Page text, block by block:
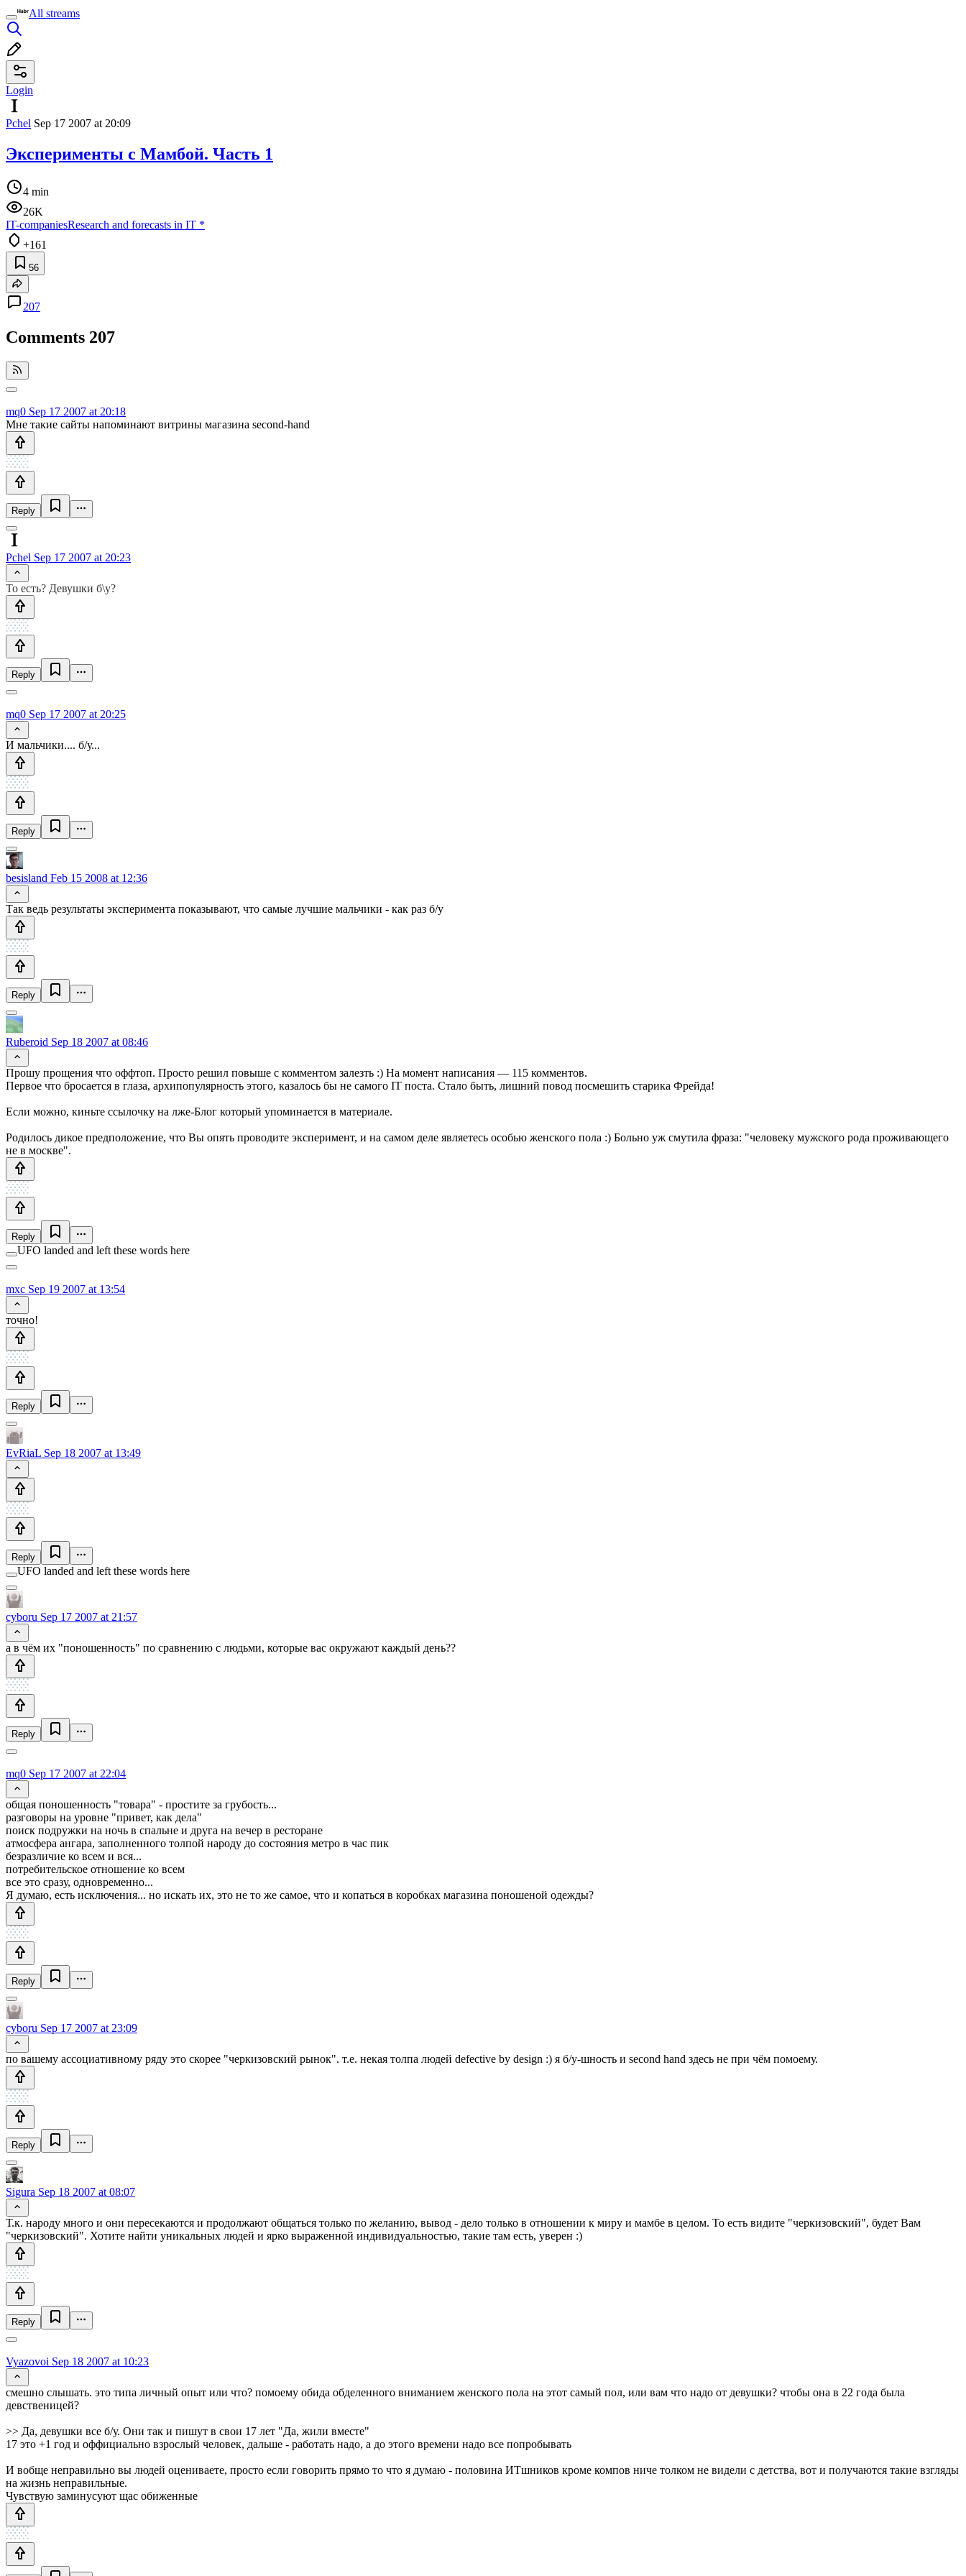
All streams
Login
Pchel Sep 17 2007 at 20:09
Эксперименты с Мамбой. Часть 1
4 min
26K
IT-companiesResearch and forecasts in IT *
+161
56
207
Comments 207
mq0 Sep 17 2007 at 20:18
Мне такие сайты напоминают витрины магазина second-hand
Reply
Pchel Sep 17 2007 at 20:23
То есть? Девушки б\у?
Reply
mq0 Sep 17 2007 at 20:25
И мальчики.... б/у...
Reply
besisland Feb 15 2008 at 12:36
Так ведь результаты эксперимента показывают, что самые лучшие мальчики - как раз б/у
Reply
Ruberoid Sep 18 2007 at 08:46
Прошу прощения что оффтоп. Просто решил повыше с комментом залезть :) На момент написания — 115 комментов.
Первое что бросается в глаза, архипопулярность этого, казалось бы не самого IT поста. Стало быть, лишний повод посмешить старика Фрейда!
Если можно, киньте ссылочку на лже-Блог который упоминается в материале.
Родилось дикое предположение, что Вы опять проводите эксперимент, и на самом деле являетесь особью женского пола :) Больно уж смутила фраза: "человеку мужского рода проживающего
не в москве".
Reply
UFO landed and left these words here
mxc Sep 19 2007 at 13:54
точно!
Reply
EvRiaL Sep 18 2007 at 13:49
Reply
UFO landed and left these words here
cyboru Sep 17 2007 at 21:57
а в чём их "поношенность" по сравнению с людьми, которые вас окружают каждый день??
Reply
mq0 Sep 17 2007 at 22:04
общая поношенность "товара" - простите за грубость...
разговоры на уровне "привет, как дела"
поиск подружки на ночь в спальне и друга на вечер в ресторане
атмосфера ангара, заполненного толпой народу до состояния метро в час пик
безразличие ко всем и вся...
потребительское отношение ко всем
все это сразу, одновременно...
Я думаю, есть исключения... но искать их, это не то же самое, что и копаться в коробках магазина поношеной одежды?
Reply
cyboru Sep 17 2007 at 23:09
по вашему ассоциативному ряду это скорее "черкизовский рынок". т.е. некая толпа людей defective by design :) я б/у-шность и second hand здесь не при чём помоему.
Reply
Sigura Sep 18 2007 at 08:07
Т.к. народу много и они пересекаются и продолжают общаться только по желанию, вывод - дело только в отношении к миру и мамбе в целом. То есть видите "черкизовский", будет Вам
"черкизовский". Хотите найти уникальных людей и ярко выраженной индивидуальностью, такие там есть, уверен :)
Reply
Vyazovoi Sep 18 2007 at 10:23
смешно слышать. это типа личный опыт или что? помоему обида обделенного вниманием женского пола на этот самый пол, или вам что надо от девушки? чтобы она в 22 года была
девственицей?
>> Да, девушки все б/у. Они так и пишут в свои 17 лет "Да, жили вместе"
17 это +1 год и оффициально взрослый человек, дальше - работать надо, а до этого времени надо все попробывать
И вобще неправильно вы людей оцениваете, просто если говорить прямо то что я думаю - половина ИТшников кроме компов ниче толком не видели с детства, вот и получаются такие взгляды
на жизнь неправильные.
Чувствую заминусуют щас обиженные